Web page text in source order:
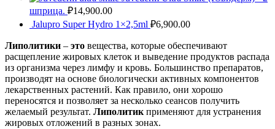
шприца. ₽14,900.00
Jalupro Super Hydro 1×2,5ml ₽6,900.00
Липолитики – это вещества, которые обеспечивают
расщепление жировых клеток и выведение продуктов распада
из организма через лимфу и кровь. Большинство препаратов,
производят на основе биологически активных компонентов
лекарственных растений. Как правило, они хорошо
переносятся и позволяет за несколько сеансов получить
желаемый результат. Липолитикприменяют для устранения
жировых отложений в разных зонах.